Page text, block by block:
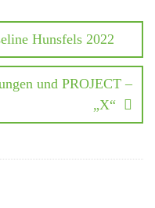
Hunsfels 2022
und PROJECT –
„X“